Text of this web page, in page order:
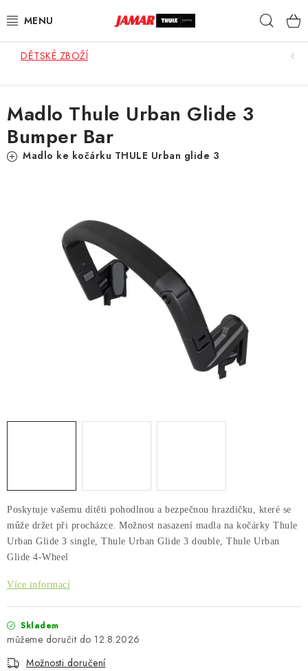
na
STŘEŠNÍ NOSIČE
STŘEŠNÍ BOXY
KOČÁRKY
AUTOPOTAHY ŠITÉ NA MÍRU
AUTODOPLŇKY
STŘEŠNÍ KOŠE
AUTOSTANY
CESTOVNÍ ZAVAZADLA
Kontakty O nás Doprava a platba
Moje objednávka
Napište nám
DĚTSKÉ ZBOŽÍ
Poskytuje vašemu dítěti pohodlnou a bezpečnou hrazdičku, které se
může držet při procházce. Možnost nasazení madla na kočárky Thule
Urban Glide 3 single, Thule Urban Glide 3 double, Thule Urban
Glide 4-Wheel
Více informací
Skladem
12.8.2026
Možnosti doručení
Madlo Thule Urban Glide 3
Bumper Bar
Madlo ke kočárku THULE Urban glide 3